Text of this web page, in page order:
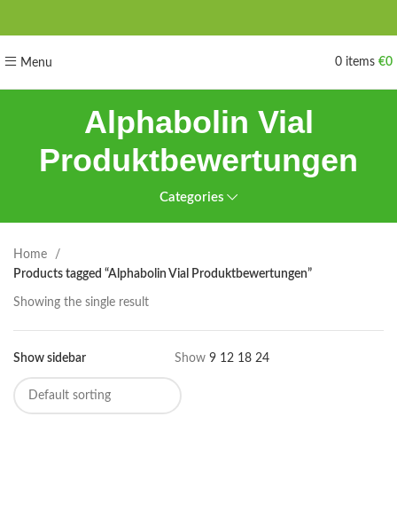
Menu 0 items €0
Alphabolin Vial
Produktbewertungen
Categories
Home
Products tagged “Alphabolin Vial Produktbewertungen”
Showing the single result
Show sidebar Show 9 12 18 24